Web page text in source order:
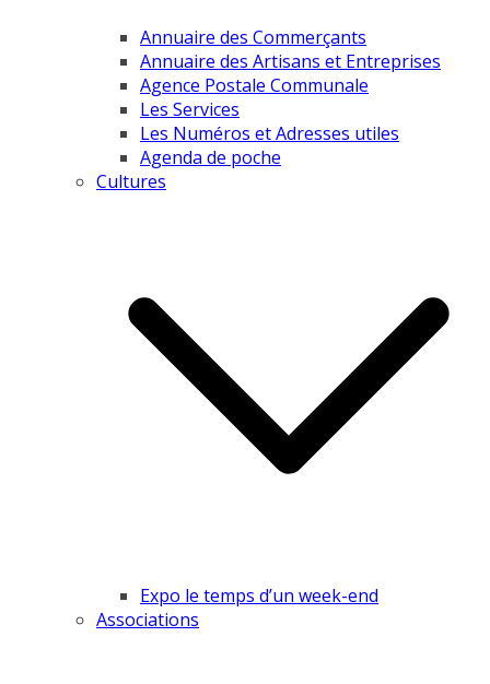
Annuaire des Commerçants
Annuaire des Artisans et Entreprises
Agence Postale Communale
Les Services
Les Numéros et Adresses utiles
Agenda de poche
Cultures
Expo le temps d’un week-end
Associations